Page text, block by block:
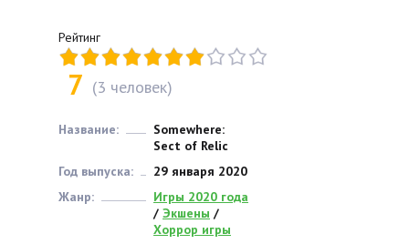
Рейтинг
7 (3 человек)
Название:
Somewhere:
Sect of Relic
Год выпуска:
29 января 2020
Жанр:
Игры 2020 года
/ Экшены /
Хоррор игры